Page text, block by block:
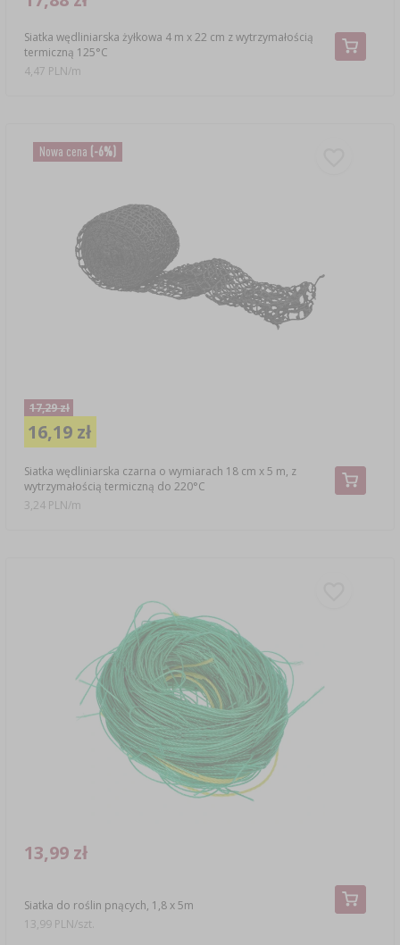
Siatka wędliniarska żyłkowa 4 m x 22 cm z wytrzymałością
termiczną 125°C
4,47 PLN/m
Nowa cena (-6%)
Siatka wędliniarska czarna o wymiarach 18 cm x 5 m, z
wytrzymałością termiczną do 220°C
17,29 zł
16,19 zł
3,24 PLN/m
Siatka do roślin pnących, 1,8 x 5m
13,99 zł
13,99 PLN/szt.